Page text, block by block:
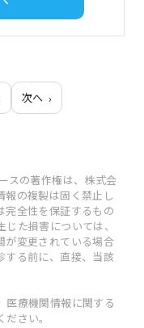
次へ
スの著作権は、株式会
報の複製は固く禁止し
完全性を保証するもの
た損害については、
が変更されている場合
する前に、直接、当該
医療機関情報に関する
さい。